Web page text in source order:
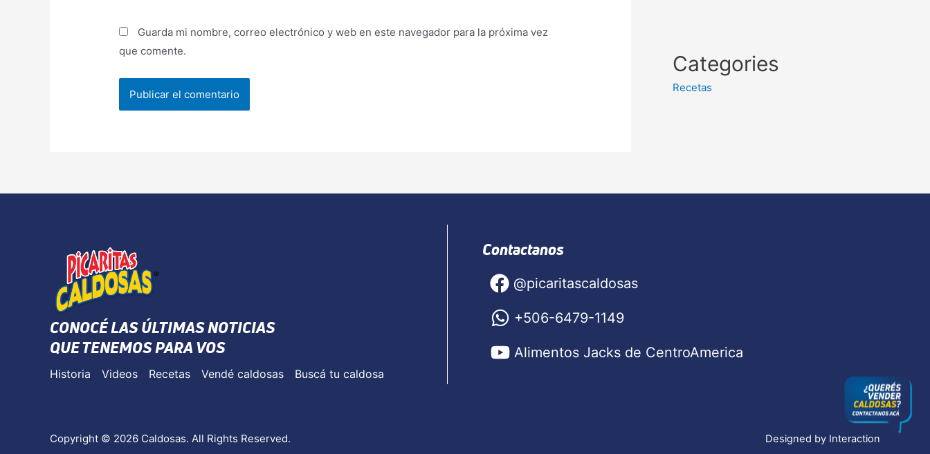
Guarda mi nombre, correo electrónico y web en este navegador para la próxima vez
que comente.
Categories
Recetas
CONOCÉ LAS ÚLTIMAS NOTICIAS
QUE TENEMOS PARA VOS
Historia Videos Recetas Vendé caldosas Buscá tu caldosa
Contactanos
@picaritascaldosas
+506-6479-1149
Alimentos Jacks de CentroAmerica
Copyright © 2026 Caldosas. All Rights Reserved. Designed by Interaction